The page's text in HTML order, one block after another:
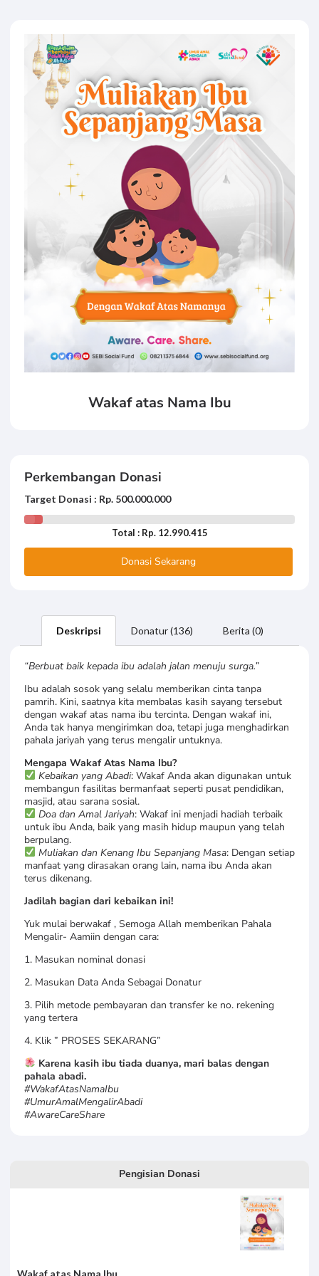
Wakaf atas Nama Ibu
Perkembangan Donasi
Target Donasi : Rp. 500.000.000
Total : Rp. 12.990.415
Donasi Sekarang
Deskripsi Donatur (136) Berita (0)
“Berbuat baik kepada ibu adalah jalan menuju surga.”
Ibu adalah sosok yang selalu memberikan cinta tanpa
pamrih. Kini, saatnya kita membalas kasih sayang tersebut
dengan wakaf atas nama ibu tercinta. Dengan wakaf ini,
Anda tak hanya mengirimkan doa, tetapi juga menghadirkan
pahala jariyah yang terus mengalir untuknya.
Mengapa Wakaf Atas Nama Ibu?
Kebaikan yang Abadi: Wakaf Anda akan digunakan untuk
membangun fasilitas bermanfaat seperti pusat pendidikan,
masjid, atau sarana sosial.
Doa dan Amal Jariyah: Wakaf ini menjadi hadiah terbaik
untuk ibu Anda, baik yang masih hidup maupun yang telah
berpulang.
Muliakan dan Kenang Ibu Sepanjang Masa: Dengan setiap
manfaat yang dirasakan orang lain, nama ibu Anda akan
terus dikenang.
Jadilah bagian dari kebaikan ini!
Yuk mulai berwakaf , Semoga Allah memberikan Pahala
Mengalir- Aamiin dengan cara:
1. Masukan nominal donasi
2. Masukan Data Anda Sebagai Donatur
3. Pilih metode pembayaran dan transfer ke no. rekening
yang tertera
4. Klik ” PROSES SEKARANG”
Karena kasih ibu tiada duanya, mari balas dengan
pahala abadi.
#WakafAtasNamaIbu
#UmurAmalMengalirAbadi
#AwareCareShare
Pengisian Donasi